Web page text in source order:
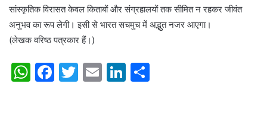
सांस्कृतिक विरासत केवल किताबों और संग्रहालयों तक सीमित न रहकर जीवंत
अनुभव का रूप लेगी। इसी से भारत सचमुच मेंं अद्भुत नजर आएगा।
(लेखक वरिष्ठ पत्रकार हैं।)
W F
T
E
Li